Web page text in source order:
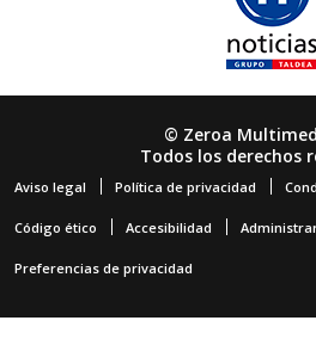
© Zeroa
Todos los derechos
Aviso legal Política de privacidad
Código ético Accesibilidad
Preferencias de privacidad